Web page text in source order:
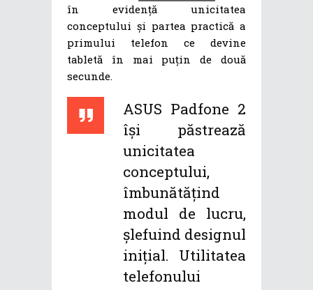
în evidență unicitatea
conceptului și partea practică a
primului telefon ce devine
tabletă în mai puțin de două
secunde.
ASUS Padfone 2
își păstrează
unicitatea
conceptului,
îmbunătățind
modul de lucru,
șlefuind designul
inițial. Utilitatea
telefonului